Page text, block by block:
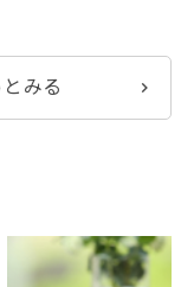
みる